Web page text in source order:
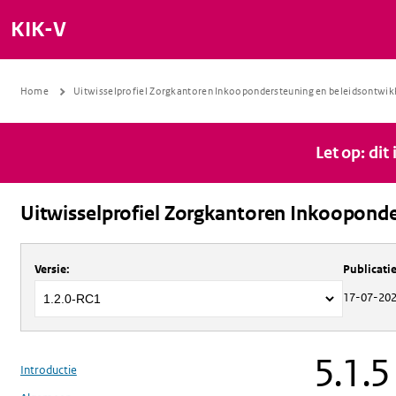
KIK-V
Home Uitwisselprofiel Zorgkantoren Inkoopondersteuning en
Let op: dit
Uitwisselprofiel Zorgkantoren
Over Uitwisselprofiel Zorgkantoren
Versie:
17-07-
Introductie